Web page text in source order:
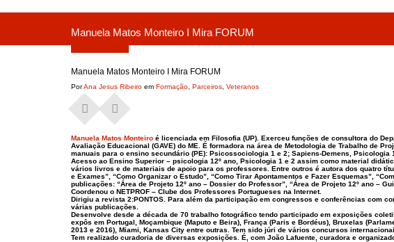
Manuela Matos Monteiro I Mira FORUM
Manuela Matos Monteiro I Mira FORUM
PorAna Jesus Ribeiro em Formação Parceiros Veteranos
Manuela Matos Monteiro é licenciada em Filosofia (UP). Exerceu funções de consultora do
Avaliação Educacional (GAVE) do ME. É formadora na área de Metodologia de Trabalho de
manuais para o ensino secundário (PE): Psicossociologia 1 e 2; Sapiens-Demens, Psicologia
Acesso ao Ensino Superior – psicologia 12º ano, Psicologia 1 e 2 assim como material
vários livros e de materiais de apoio para os professores. Entre outros é autora dos quatro
e Exames”, “Como Organizar o Estudo”, “Como Tirar Apontamentos e Fazer Esquemas”,
publicações: “Área de Projeto 12º ano – Dossier do Professor”, “Área de Projeto 12º ano –
Coordenou o NETPROF – Clube dos Professores Portugueses na Internet.
Dirigiu a revista 2:PONTOS. Para além da participação em congressos e conferências com
várias publicações.
Desenvolve desde a década de 70 trabalho fotográfico tendo participado em exposições
expôs em Portugal, Moçambique (Maputo e Beira), França (Paris e Bordéus), Bruxelas
2013 e 2016), Miami, Kansas City entre outras. Tem sido júri de vários concursos
Tem realizado curadoria de diversas exposições. É, com João Lafuente, curadora e